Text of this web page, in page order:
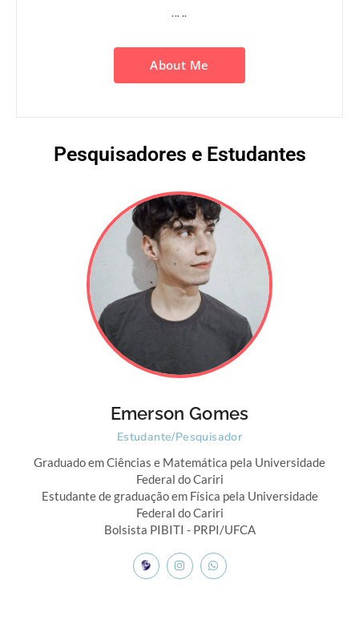
... ..
About Me
Pesquisadores e Estudantes
Emerson Gomes
Estudante/Pesquisador
Graduado em Ciências e Matemática pela Universidade
Federal do Cariri
Estudante de graduação em Física pela Universidade
Federal do Cariri
Bolsista PIBITI - PRPI/UFCA